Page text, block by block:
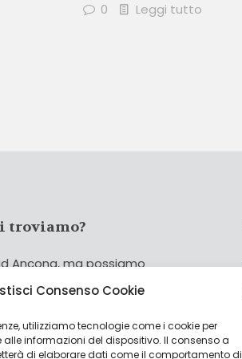
Consenso Cookie
utilizziamo tecnologie come i cookie per
informazioni del dispositivo. Il consenso a
di elaborare dati come il comportamento di
0 Leggi tutto
troviamo?
Ancona, ma possiamo
tutta Italia!
Cerca